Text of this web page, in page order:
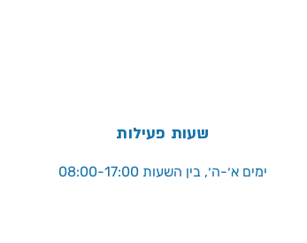
שעות פעילות
ימים א׳-ה׳, בין השעות 08:00-17:00